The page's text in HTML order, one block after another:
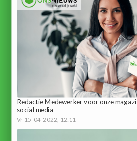
Redactie Medewerker voor onze
social media
Vr 15-04-2022, 12:11